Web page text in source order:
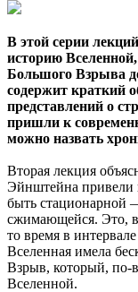
В этой серии
историю
Большого Взрыва
содержит краткий
представлений о
пришли к
можно назвать
Вторая лекция
Эйнштейна привели
быть стационарной
сжимающейся. Это, в
то время в
Вселенная имела
Взрыв, который, по-
Вселенной.